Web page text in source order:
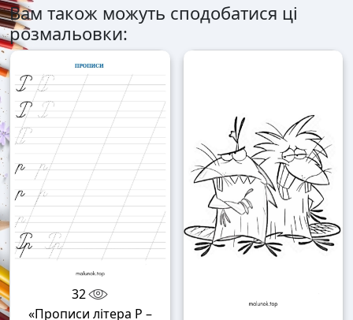
Вам також можуть сподобатися ці
розмальовки:
32
«Прописи літера Р –